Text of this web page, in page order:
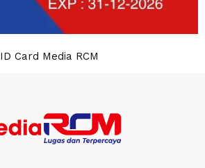
ID Card Media RCM